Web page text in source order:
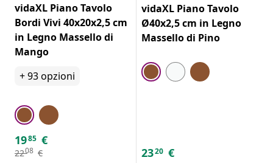
vidaXL Piano Tavolo
Bordi Vivi 40x20x2,5 cm
in Legno Massello di
Mango
+93opzioni
1985 €
2208 €
vidaXL Piano Tavolo
Ø40x2,5 cm in Legno
Massello di Pino
2320 €